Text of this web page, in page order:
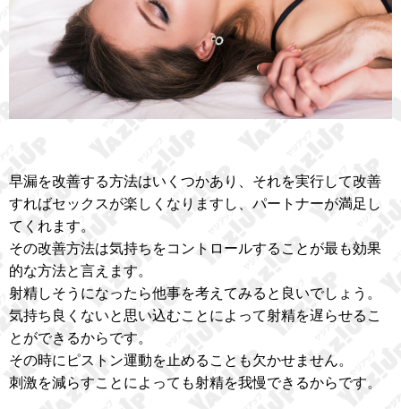
早漏を改善する方法はいくつかあり、それを実行して改善
すればセックスが楽しくなりますし、パートナーが満足し
てくれます。
その改善方法は気持ちをコントロールすることが最も効果
的な方法と言えます。
射精しそうになったら他事を考えてみると良いでしょう。
気持ち良くないと思い込むことによって射精を遅らせるこ
とができるからです。
その時にピストン運動を止めることも欠かせません。
刺激を減らすことによっても射精を我慢できるからです。